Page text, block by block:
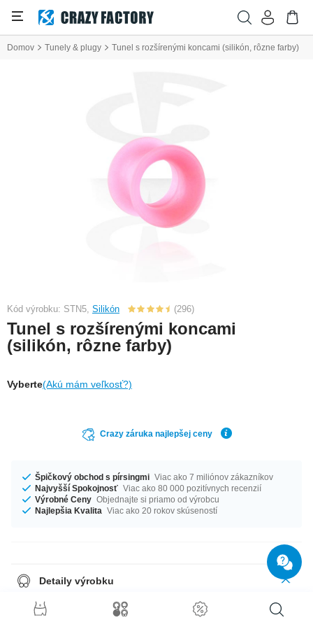
Domov Tunely & plugy Tunel s rozšírenými koncami (silikón, rôzne farby)
Kód výrobku: STN5, Silikón (296)
Tunel s rozšírenými koncami
(silikón, rôzne farby)
Vyberte(Akú mám veľkosť?)
Crazy záruka najlepšej ceny
Špičkový obchod s pírsingmi Viac ako 7 miliónov zákazníkov
Najvyšší Spokojnosť Viac ako 80 000 pozitívnych recenzií
Výrobné Ceny Objednajte si priamo od výrobcu
Najlepšia Kvalita Viac ako 20 rokov skúseností
Detaily výrobku
Can't go wrong with this double flared tunnel. Made of silicone for a super
comfortable fit. Available in different colours.